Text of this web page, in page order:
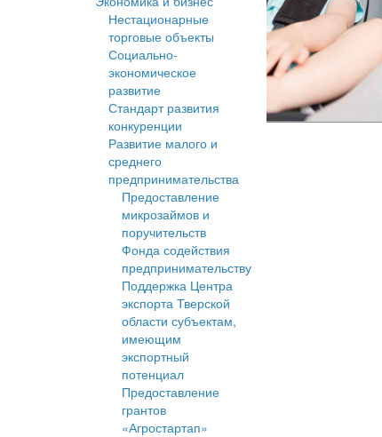
Нестационарные
торговые объекты
Социально-
экономическое
развитие
Стандарт развития
конкуренции
Развитие малого и
среднего
предпринимательства
Предоставление
микрозаймов и
поручительств
Фонда содействия
предпринимательству
Поддержка Центра
экспорта Тверской
области субъектам,
имеющим
экспортный
потенциал
Предоставление
грантов
«Агростартап»